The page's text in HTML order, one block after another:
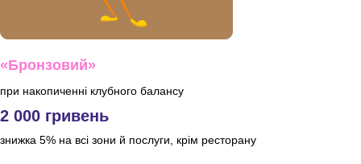
«Бронзовий»
при накопиченні клубного балансу
2 000 гривень
знижка 5% на всі зони й послуги, крім ресторану